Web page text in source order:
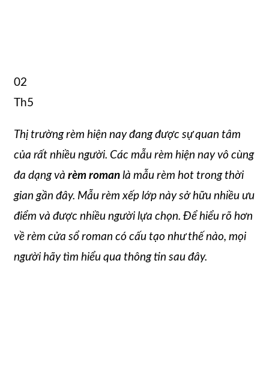
02
Th5
Thị trường rèm hiện nay đang được sự quan tâm
của rất nhiều người. Các mẫu rèm hiện nay vô cùng
đa dạng và rèm roman là mẫu rèm hot trong thời
gian gần đây. Mẫu rèm xếp lớp này sở hữu nhiều ưu
điểm và được nhiều người lựa chọn. Để hiểu rõ hơn
về rèm cửa sổ roman có cấu tạo như thế nào, mọi
người hãy tìm hiểu qua thông tin sau đây.